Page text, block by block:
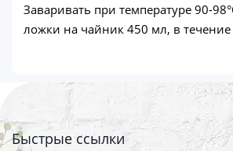
Заваривать при температуре 90-
ложки на чайник 450 мл, в
Быстрые ссылки